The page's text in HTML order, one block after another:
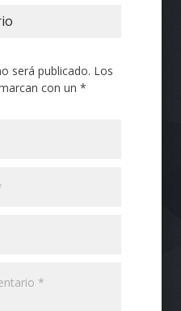
será publicado. Los
con un *